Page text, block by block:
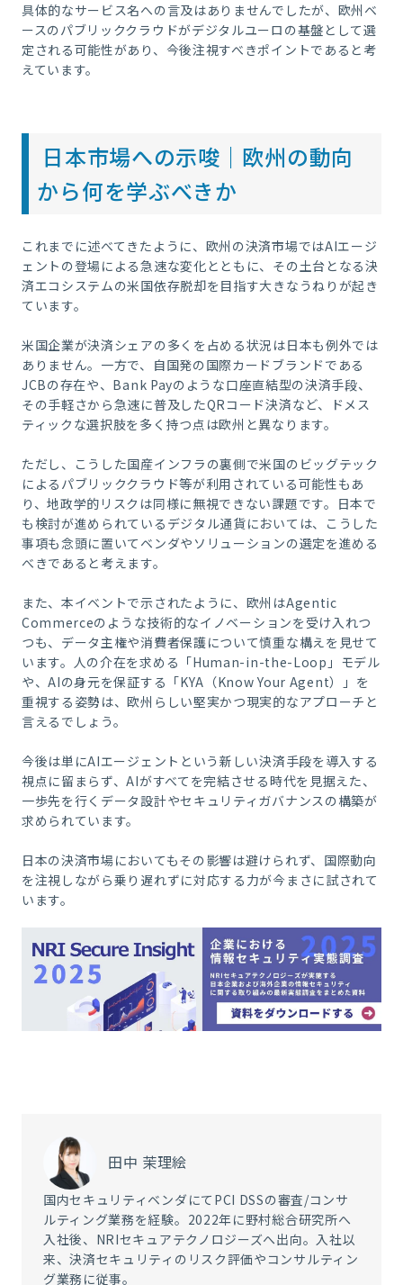
具体的なサービス名への言及はありませんでしたが、欧州ベ
ースのパブリッククラウドがデジタルユーロの基盤として選
定される可能性があり、今後注視すべきポイントであると考
えています。
日本市場への示唆｜欧州の動向
から何を学ぶべきか
これまでに述べてきたように、欧州の決済市場ではAIエージ
ェントの登場による急速な変化とともに、その土台となる決
済エコシステムの米国依存脱却を目指す大きなうねりが起き
ています。
米国企業が決済シェアの多くを占める状況は日本も例外では
ありません。一方で、自国発の国際カードブランドである
JCBの存在や、Bank Payのような口座直結型の決済手段、
その手軽さから急速に普及したQRコード決済など、ドメス
ティックな選択肢を多く持つ点は欧州と異なります。
ただし、こうした国産インフラの裏側で米国のビッグテック
によるパブリッククラウド等が利用されている可能性もあ
り、地政学的リスクは同様に無視できない課題です。日本で
も検討が進められているデジタル通貨においては、こうした
事項も念頭に置いてベンダやソリューションの選定を進める
べきであると考えます。
また、本イベントで示されたように、欧州はAgentic
Commerceのような技術的なイノベーションを受け入れつ
つも、データ主権や消費者保護について慎重な構えを見せて
います。人の介在を求める「Human-in-the-Loop」モデル
や、AIの身元を保証する「KYA（Know Your Agent）」を
重視する姿勢は、欧州らしい堅実かつ現実的なアプローチと
言えるでしょう。
今後は単にAIエージェントという新しい決済手段を導入する
視点に留まらず、AIがすべてを完結させる時代を見据えた、
一歩先を行くデータ設計やセキュリティガバナンスの構築が
求められています。
日本の決済市場においてもその影響は避けられず、国際動向
を注視しながら乗り遅れずに対応する力が今まさに試されて
います。
田中 茉理絵
国内セキュリティベンダにてPCI DSSの審査/コンサ
ルティング業務を経験。2022年に野村総合研究所へ
入社後、NRIセキュアテクノロジーズへ出向。入社以
来、決済セキュリティのリスク評価やコンサルティン
グ業務に従事。